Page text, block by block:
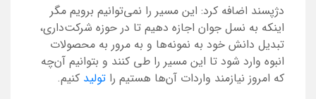
دژپسند اضافه کرد: این مسیر را نمی‌توانیم برویم مگر
اینکه به نسل جوان اجازه دهیم تا در حوزه شرکت‌داری،
تبدیل دانش‌ خود به نمونه‌ها و به مرور به محصولات
انبوه وارد شود تا این مسیر را طی کنند و بتوانیم آن‌چه
که امروز نیازمند واردات آن‌ها هستیم را تولید کنیم.